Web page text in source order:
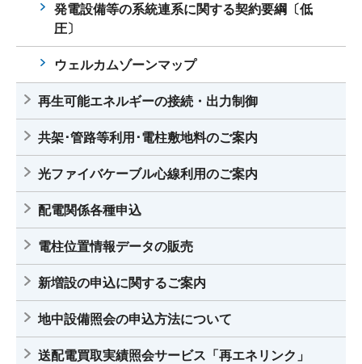
発電設備等の系統連系に関する契約要綱〔低
圧〕
ウェルカムゾーンマップ
再生可能エネルギーの接続・出力制御
共架･管路等利用･電柱敷地料のご案内
光ファイバケーブル心線利用のご案内
配電関係各種申込
電柱位置情報データの販売
新増設の申込に関するご案内
地中設備照会の申込方法について
送配電買取実績照会サービス「再エネリンク」